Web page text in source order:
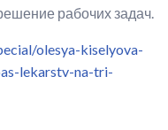
рабочих задач.
olesya-kiselyova-
lekarstv-na-tri-